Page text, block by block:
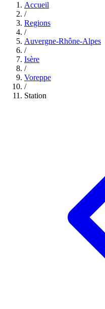
Accueil
/
Regions
/
Auvergne-Rhône-Alpes
/
Isère
/
Voreppe
/
Station